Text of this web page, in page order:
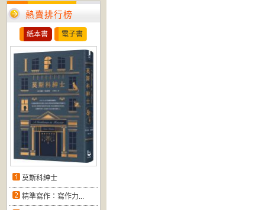
熱賣排行榜
紙本書 電子書
莫斯科紳士
精準寫作：寫作力...